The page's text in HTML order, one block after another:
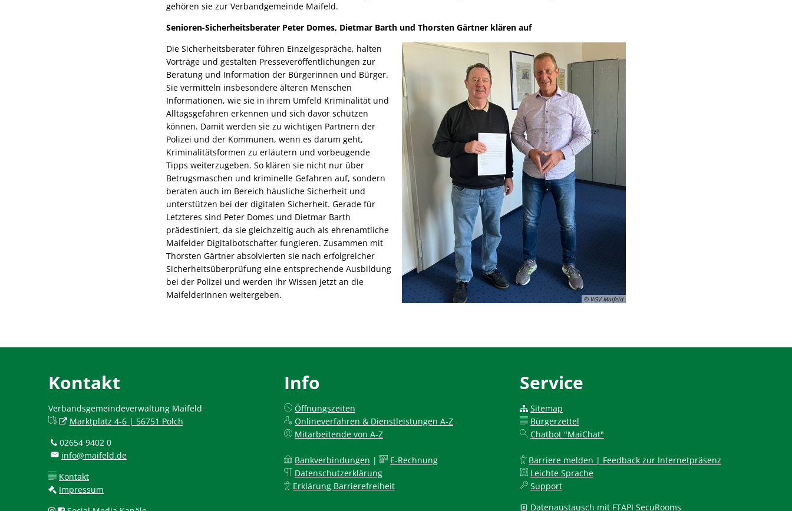
gehören sie zur Verbandgemeinde Maifeld.
Senioren-Sicherheitsberater Peter Domes, Dietmar Barth und Thorsten Gärtner klären auf
© VGV Maifeld
Die Sicherheitsberater führen Einzelgespräche, halten
Vorträge und gestalten Presseveröffentlichungen zur
Beratung und Information der Bürgerinnen und Bürger.
Sie vermitteln insbesondere älteren Menschen
Informationen, wie sie in ihrem Umfeld Kriminalität und
Alltagsgefahren erkennen und sich davor schützen
können. Damit werden sie zu wichtigen Partnern der
Polizei und der Kommunen, wenn es darum geht,
Kriminalitätsformen zu erläutern und vorbeugende
Tipps weiterzugeben. So klären sie nicht nur über
Betrugsmaschen und kriminelle Gefahren auf, sondern
beraten auch im Bereich häusliche Sicherheit und
unterstützen bei der digitalen Sicherheit. Gerade für
Letzteres sind Peter Domes und Dietmar Barth
prädestiniert, da sie gleichzeitig auch als ehrenamtliche
Maifelder Digitalbotschafter fungieren. Zusammen mit
Thorsten Gärtner absolvierten sie nach erfolgreicher
Sicherheitsüberprüfung eine entsprechende Ausbildung
bei der Polizei und werden ihr Wissen jetzt an die
MaifelderInnen weitergeben.
Kontakt
Verbandsgemeindeverwaltung Maifeld
Marktplatz 4-6 | 56751 Polch
02654 9402 0
info@maifeld.de
Kontakt
Impressum
Info
Öffnungszeiten
Onlineverfahren & Dienstleistungen A-Z
Mitarbeitende von A-Z
Bankverbindungen |
E-Rechnung
Datenschutzerklärung
Erklärung Barrierefreiheit
Service
Sitemap
Bürgerzettel
Chatbot "MaiChat"
Barriere melden | Feedback zur Internetpräsenz
Leichte Sprache
Support
Datenaustausch mit FTAPI SecuRooms